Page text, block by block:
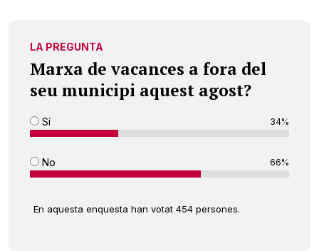
LA PREGUNTA
Marxa de vacances a fora del
seu municipi aquest agost?
Sí 34%
No 66%
En aquesta enquesta han votat 454 persones.